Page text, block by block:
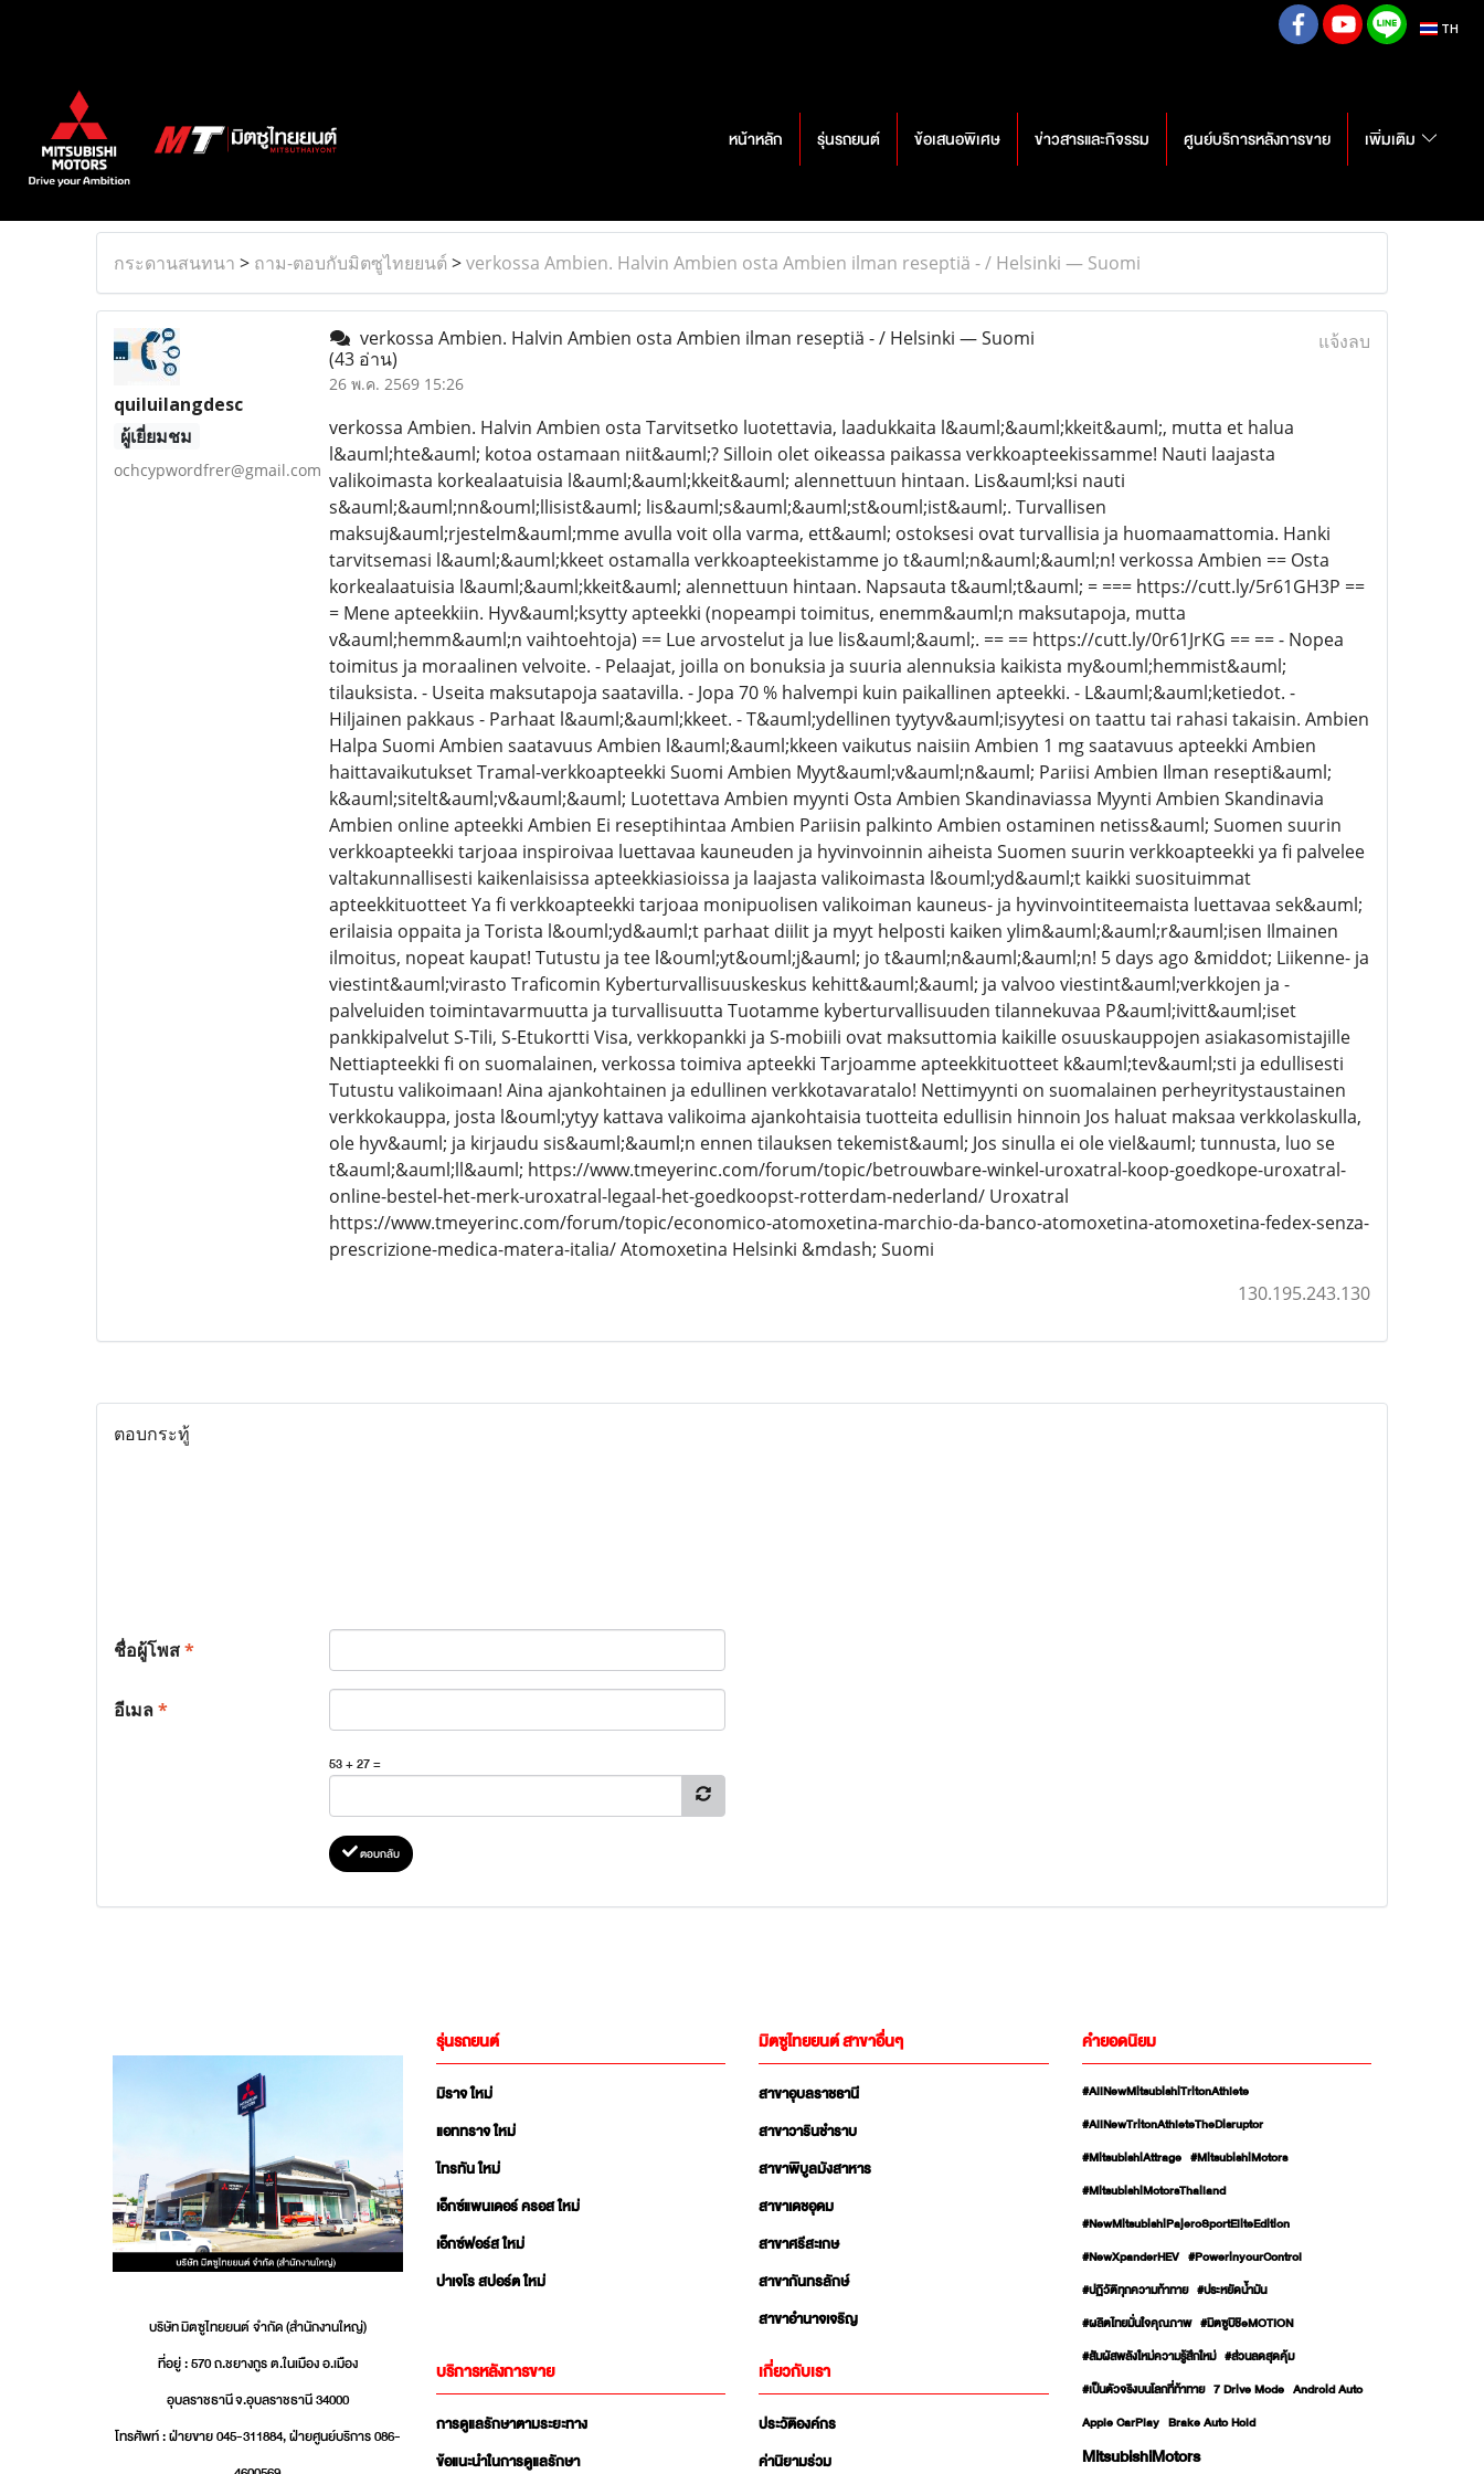
TH
หน้าหลัก รุ่นรถยนต์ ข้อเสนอพิเศษ ข่าวสารและกิจรรม ศูนย์บริการหลังการขาย เพิ่มเติม
กระดานสนทนา > ถาม-ตอบกับมิตซูไทยยนต์ >verkossa Ambien. Halvin Ambien osta Ambien ilman reseptiä - / Helsinki — Suomi
quiluilangdesc
ผู้เยี่ยมชม
ochcypwordfrer@gmail.com
verkossa Ambien. Halvin Ambien osta Ambien ilman reseptiä - / Helsinki — Suomi
(43 อ่าน)
26 พ.ค. 2569 15:26
แจ้งลบ
verkossa Ambien. Halvin Ambien osta Tarvitsetko luotettavia, laadukkaita l&auml;&auml;kkeit&auml;, mutta et halua
l&auml;hte&auml; kotoa ostamaan niit&auml;? Silloin olet oikeassa paikassa verkkoapteekissamme! Nauti laajasta
valikoimasta korkealaatuisia l&auml;&auml;kkeit&auml; alennettuun hintaan. Lis&auml;ksi nauti
s&auml;&auml;nn&ouml;llisist&auml; lis&auml;s&auml;&auml;st&ouml;ist&auml;. Turvallisen
maksuj&auml;rjestelm&auml;mme avulla voit olla varma, ett&auml; ostoksesi ovat turvallisia ja huomaamattomia. Hanki
tarvitsemasi l&auml;&auml;kkeet ostamalla verkkoapteekistamme jo t&auml;n&auml;&auml;n! verkossa Ambien == Osta
korkealaatuisia l&auml;&auml;kkeit&auml; alennettuun hintaan. Napsauta t&auml;t&auml; = === https://cutt.ly/5r61GH3P ==
= Mene apteekkiin. Hyv&auml;ksytty apteekki (nopeampi toimitus, enemm&auml;n maksutapoja, mutta
v&auml;hemm&auml;n vaihtoehtoja) == Lue arvostelut ja lue lis&auml;&auml;. == == https://cutt.ly/0r61JrKG == == - Nopea
toimitus ja moraalinen velvoite. - Pelaajat, joilla on bonuksia ja suuria alennuksia kaikista my&ouml;hemmist&auml;
tilauksista. - Useita maksutapoja saatavilla. - Jopa 70 % halvempi kuin paikallinen apteekki. - L&auml;&auml;ketiedot. -
Hiljainen pakkaus - Parhaat l&auml;&auml;kkeet. - T&auml;ydellinen tyytyv&auml;isyytesi on taattu tai rahasi takaisin. Ambien
Halpa Suomi Ambien saatavuus Ambien l&auml;&auml;kkeen vaikutus naisiin Ambien 1 mg saatavuus apteekki Ambien
haittavaikutukset Tramal-verkkoapteekki Suomi Ambien Myyt&auml;v&auml;n&auml; Pariisi Ambien Ilman resepti&auml;
k&auml;sitelt&auml;v&auml;&auml; Luotettava Ambien myynti Osta Ambien Skandinaviassa Myynti Ambien Skandinavia
Ambien online apteekki Ambien Ei reseptihintaa Ambien Pariisin palkinto Ambien ostaminen netiss&auml; Suomen suurin
verkkoapteekki tarjoaa inspiroivaa luettavaa kauneuden ja hyvinvoinnin aiheista Suomen suurin verkkoapteekki ya fi palvelee
valtakunnallisesti kaikenlaisissa apteekkiasioissa ja laajasta valikoimasta l&ouml;yd&auml;t kaikki suosituimmat
apteekkituotteet Ya fi verkkoapteekki tarjoaa monipuolisen valikoiman kauneus- ja hyvinvointiteemaista luettavaa sek&auml;
erilaisia oppaita ja Torista l&ouml;yd&auml;t parhaat diilit ja myyt helposti kaiken ylim&auml;&auml;r&auml;isen Ilmainen
ilmoitus, nopeat kaupat! Tutustu ja tee l&ouml;yt&ouml;j&auml; jo t&auml;n&auml;&auml;n! 5 days ago &middot; Liikenne- ja
viestint&auml;virasto Traficomin Kyberturvallisuuskeskus kehitt&auml;&auml; ja valvoo viestint&auml;verkkojen ja -
palveluiden toimintavarmuutta ja turvallisuutta Tuotamme kyberturvallisuuden tilannekuvaa P&auml;ivitt&auml;iset
pankkipalvelut S-Tili, S-Etukortti Visa, verkkopankki ja S-mobiili ovat maksuttomia kaikille osuuskauppojen asiakasomistajille
Nettiapteekki fi on suomalainen, verkossa toimiva apteekki Tarjoamme apteekkituotteet k&auml;tev&auml;sti ja edullisesti
Tutustu valikoimaan! Aina ajankohtainen ja edullinen verkkotavaratalo! Nettimyynti on suomalainen perheyritystaustainen
verkkokauppa, josta l&ouml;ytyy kattava valikoima ajankohtaisia tuotteita edullisin hinnoin Jos haluat maksaa verkkolaskulla,
ole hyv&auml; ja kirjaudu sis&auml;&auml;n ennen tilauksen tekemist&auml; Jos sinulla ei ole viel&auml; tunnusta, luo se
t&auml;&auml;ll&auml; https://www.tmeyerinc.com/forum/topic/betrouwbare-winkel-uroxatral-koop-goedkope-uroxatral-
online-bestel-het-merk-uroxatral-legaal-het-goedkoopst-rotterdam-nederland/ Uroxatral
https://www.tmeyerinc.com/forum/topic/economico-atomoxetina-marchio-da-banco-atomoxetina-atomoxetina-fedex-senza-
prescrizione-medica-matera-italia/ Atomoxetina Helsinki &mdash; Suomi
130.195.243.130
ตอบกระทู้
ชื่อผู้โพส*
อีเมล*
53 + 27 =
ตอบกลับ
บริษัท มิตซูไทยยนต์ จำกัด (สำนักงานใหญ่)
ที่อยู่ : 570 ถ.ชยางกูร ต.ในเมือง อ.เมือง
อุบลราชธานี จ.อุบลราชธานี 34000
โทรศัพท์ : ฝ่ายขาย 045-311884, ฝ่ายศูนย์บริการ 086-
รุ่นรถยนต์
มิราจ ใหม่
แอททราจ ใหม่
ไทรทัน ใหม่
เอ็กซ์แพนเดอร์ ครอส ใหม่
เอ็กซ์ฟอร์ส ใหม่
ปาเจโร สปอร์ต ใหม่
มิตซูไทยยนต์ สาขาอื่นๆ
สาขาอุบลราชธานี
สาขาวารินชำราบ
สาขาพิบูลมังสาหาร
สาขาเดชอุดม
สาขาศรีสะเกษ
สาขากันทรลักษ์
สาขาอำนาจเจริญ
บริการหลังการขาย
การดูแลรักษาตามระยะทาง
ข้อแนะนำในการดูแลรักษา
เกี่ยวกับเรา
ประวัติองค์กร
ค่านิยามร่วม
คำยอดนิยม
#AllNewMitsubishiTritonAthlete
#AllNewTritonAthleteTheDisruptor
#MitsubishiAttrage #MitsubishiMotors
#MitsubishiMotorsThailand
#NewMitsubishiPajeroSportEliteEdition
#NewXpanderHEV #PowerinyourControl
#ปฏิวัติทุกความท้าทาย #ประหยัดน้ำมัน
#ผลิตไทยมั่นใจคุณภาพ #มิตซูบิชิeMOTION
#สัมผัสพลังใหม่ความรู้สึกใหม่ #ส่วนลดสุดคุ้ม
#เป็นตัวจริงบนโลกที่ท้าทาย 7 Drive Mode Android Auto
Apple CarPlay Brake Auto Hold
MitsubishiMotors